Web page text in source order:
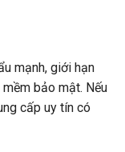
mạnh, giới hạn
bảo mật. Nếu
cấp uy tín có